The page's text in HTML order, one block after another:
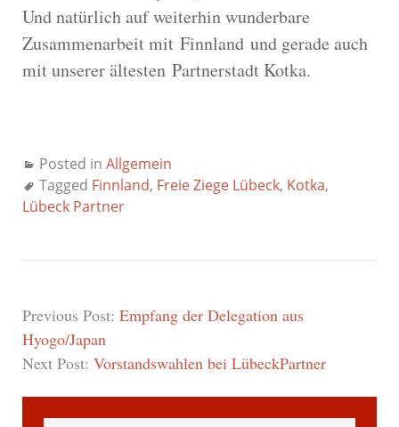
Und natürlich auf weiterhin wunderbare
Zusammenarbeit mit Finnland und gerade auch
mit unserer ältesten Partnerstadt Kotka.
Posted in Allgemein
Tagged Finnland, Freie Ziege Lübeck, Kotka,
Lübeck Partner
Previous Post: Empfang der Delegation aus
Hyogo/Japan
Next Post: Vorstandswahlen bei LübeckPartner